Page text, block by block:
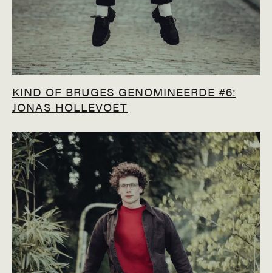
KIND OF BRUGES GENOMINEERDE #6:
JONAS HOLLEVOET